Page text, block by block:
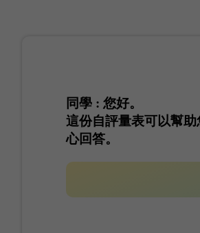
同學 : 您好。
這份自評量表可以幫
心回答。